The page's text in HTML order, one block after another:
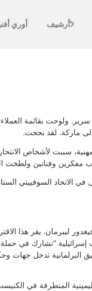
לأرشيف أوري
ولوحت بقائمة
إلى ماركة. لقد نجحت.
سببت لأشخاص
مفكرين وفنانين ولطخت
السوفييتي
ليبرمان. يقر هذا
إسرائيلية "تشارك في
البرلمانية تدخل جهات
المتطرفة في